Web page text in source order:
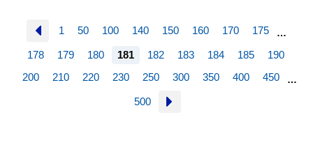
1 50 100 140 150 160 170 175 …
178 179 180 181 182 183 184 185
190
200
210 220 230 250 300 350 400 450 …
500